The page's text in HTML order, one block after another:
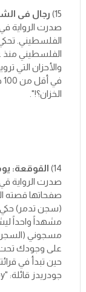
15) رجال فى
الفلسطيني.
والأحزان التي
الخزان؟!".
14) القوقعة:
(سجن تدمر)
مشهداً واحداً
مسجوني (السجن
على وجودك تحت
حين تبدأ في
جودريدز قائلة: "cried like a baby :'(" ثم أعطتها 5 نجوم.